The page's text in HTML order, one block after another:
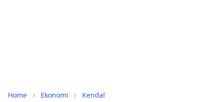
Home Ekonomi Kendal